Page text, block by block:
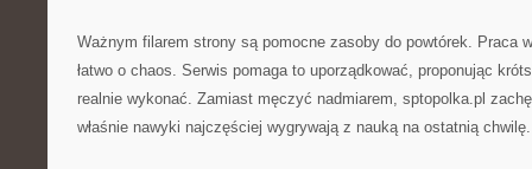
Ważnym filarem strony są pomocne zasoby do powtórek. Praca
łatwo o chaos. Serwis pomaga to uporządkować, proponując
realnie wykonać. Zamiast męczyć nadmiarem, sptopolka.pl
właśnie nawyki najczęściej wygrywają z nauką na ostatnią chwilę.